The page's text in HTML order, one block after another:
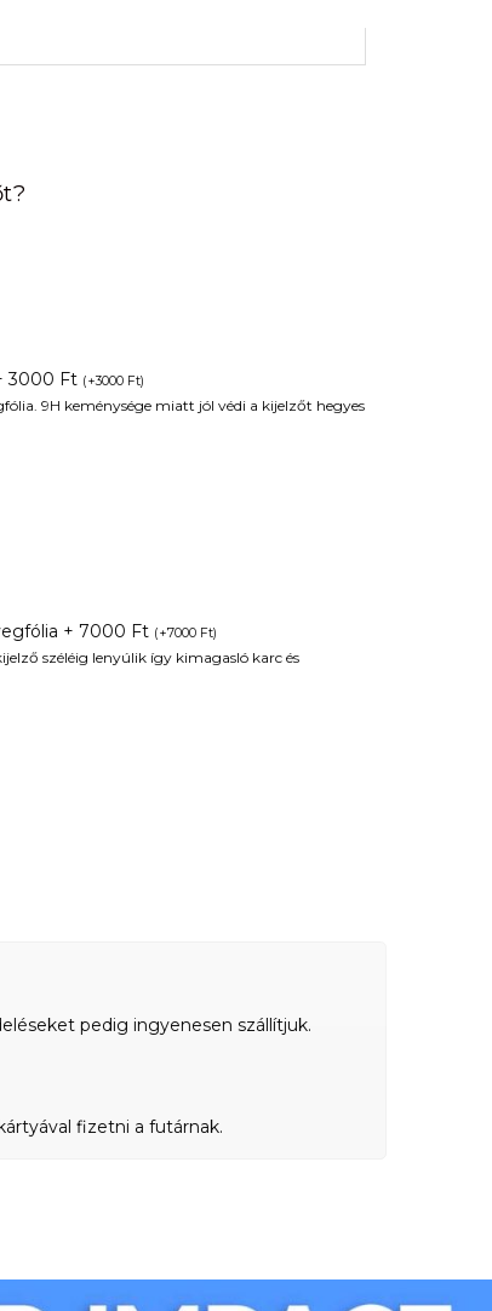
3000 Ft (+3000 Ft)
9H keménysége miatt jól védi a kijelzőt hegyes
+ 7000 Ft (+7000 Ft)
széléig lenyúlik így kimagasló karc és
pedig ingyenesen szállítjuk.
fizetni a futárnak.